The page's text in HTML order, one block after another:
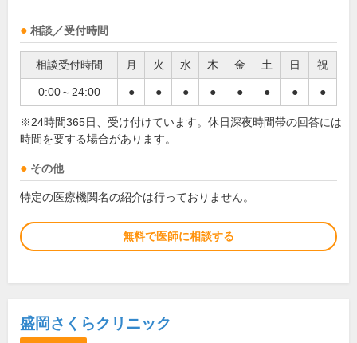
相談／受付時間
相談受付時間 月 火 水 木 金 土 日 祝
0:00～24:00 ● ● ● ● ● ● ● ●
※24時間365日、受け付けています。休日深夜時間帯の回答には
時間を要する場合があります。
その他
特定の医療機関名の紹介は行っておりません。
無料で医師に相談する
盛岡さくらクリニック